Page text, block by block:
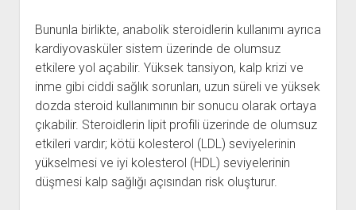
Bununla birlikte, anabolik steroidlerin kullanımı ayrıca
kardiyovasküler sistem üzerinde de olumsuz
etkilere yol açabilir. Yüksek tansiyon, kalp krizi ve
inme gibi ciddi sağlık sorunları, uzun süreli ve yüksek
dozda steroid kullanımının bir sonucu olarak ortaya
çıkabilir. Steroidlerin lipit profili üzerinde de olumsuz
etkileri vardır; kötü kolesterol (LDL) seviyelerinin
yükselmesi ve iyi kolesterol (HDL) seviyelerinin
düşmesi kalp sağlığı açısından risk oluşturur.